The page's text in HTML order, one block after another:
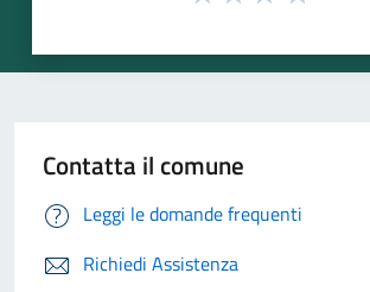
Contatta il comune
Leggi le domande frequenti
Richiedi Assistenza